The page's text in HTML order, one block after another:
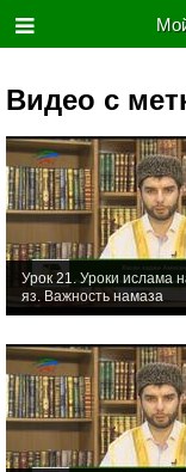
Видео с
Урок 21. Уроки ислама
яз. Важность намаза